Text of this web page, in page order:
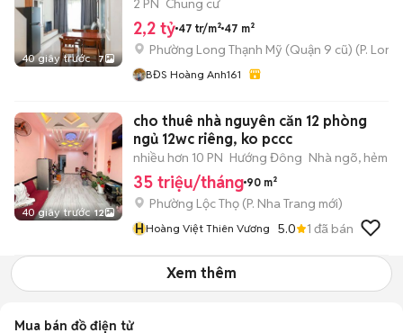
40 giây trước 7
2 PN Chung cư
2,2 tỷ 47 tr/m² 47 m²
Phường Long Thạnh Mỹ (Quận 9 cũ) (P.
BĐS Hoàng Anh161
40 giây trước 12
cho thuê nhà nguyên căn 12 phòng
ngủ 12wc riêng, ko pccc
nhiều hơn 10 PN Hướng Đông Nhà ngõ, hẻm
35 triệu/tháng 90 m²
Phường Lộc Thọ (P. Nha Trang mới)
HHoàng Việt Thiên Vương 5.0 1 đã bán
Xem thêm
Mua bán đồ điện tử